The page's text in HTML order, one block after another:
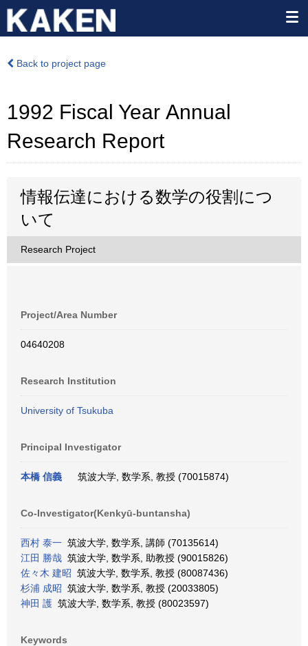
Back to project page
1992 Fiscal Year Annual
Research Report
情報伝達における数学の役割につ
いて
Research Project
Project/Area Number
04640208
Research Institution
University of Tsukuba
Principal Investigator
本橋 信義 筑波大学, 数学系, 教授 (70015874)
Co-Investigator(Kenkyū-buntansha)
西村 泰一 筑波大学, 数学系, 講師 (70135614)
江田 勝哉 筑波大学, 数学系, 助教授 (90015826)
佐々木 建昭 筑波大学, 数学系, 教授 (80087436)
杉浦 成昭 筑波大学, 数学系, 教授 (20033805)
神田 護 筑波大学, 数学系, 教授 (80023597)
Keywords